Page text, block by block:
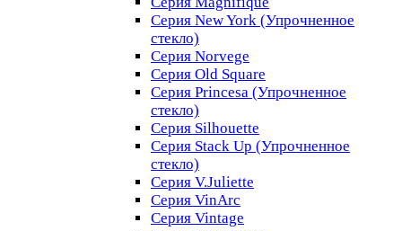
Серия New York (Упрочненное
стекло)
Серия Norvege
Серия Old Square
Серия Princesa (Упрочненное
стекло)
Серия Silhouette
Серия Stack Up (Упрочненное
стекло)
Серия V.Juliette
Серия VinArc
Серия Vintage